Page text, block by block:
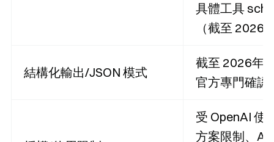
具體工具
（截至 2026
結構化輸出/JSON 模式
截至 2026年7
官方專門確認
受 OpenAI 使
方案限制、